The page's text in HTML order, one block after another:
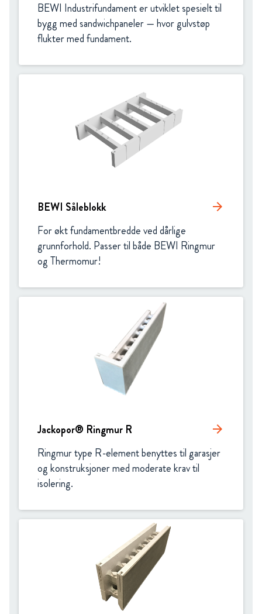
BEWI Industrifundament er utviklet spesielt til
bygg med sandwichpaneler — hvor gulvstøp
flukter med fundament.
BEWI Såleblokk arrow_forward
For økt fundamentbredde ved dårlige
grunnforhold. Passer til både BEWI Ringmur
og Thermomur!
Jackopor® Ringmur R arrow_forward
Ringmur type R-element benyttes til garasjer
og konstruksjoner med moderate krav til
isolering.